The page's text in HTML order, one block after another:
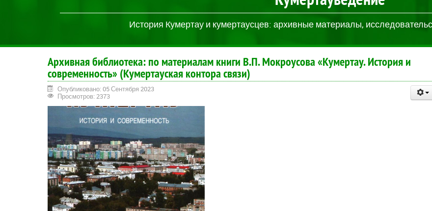
История Кумертау и кумертаусцев: архивные материалы,
Архивная библиотека: по материалам книги В.П. Мокроусова «Кумертау. История и
современность» (Кумертауская контора связи)
Опубликовано: 05 Сентября 2023
Просмотров: 2373